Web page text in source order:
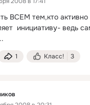
ВСЕМ тем,кто активно
инициативу- ведь
1 Класс! 3